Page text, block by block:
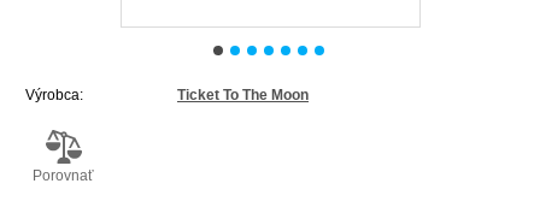
Výrobca: Ticket To The Moon
Porovnať